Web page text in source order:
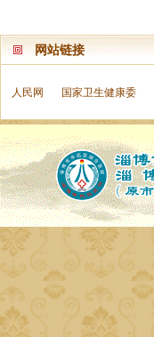
网站链接
人民网 国家卫生健康委